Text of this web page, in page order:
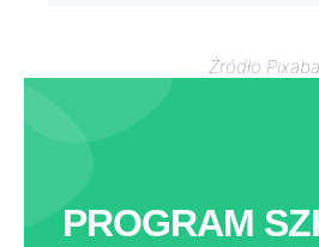
Źródło
PROGRAM